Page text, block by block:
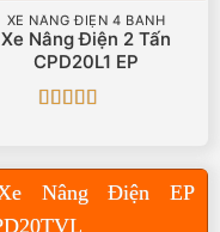
XE NÂNG ĐIỆN 4 BÁNH
Xe Nâng Điện 2 Tấn
CPD20L1 EP